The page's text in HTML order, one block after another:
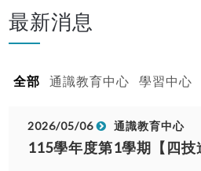
最新消息
全部 通識教育中心 學習中心
2026/05/06 通識教育中心